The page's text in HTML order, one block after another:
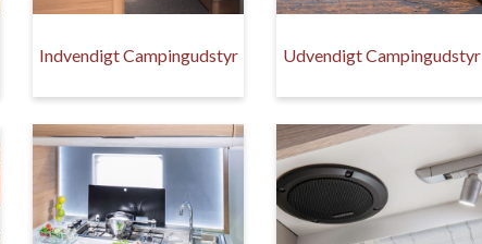
Indvendigt Campingudstyr Udvendigt Campingudstyr